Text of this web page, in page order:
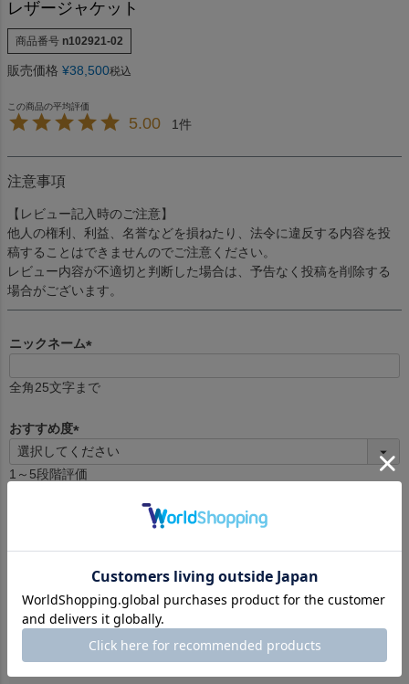
レザージャケット
商品番号 n102921-02
販売価格 ¥38,500税込
5.00 1
注意事項
【レビュー記入時のご注意】
他人の権利、利益、名誉などを損ねたり、法令に違反する内容を投
稿することはできませんのでご注意ください。
レビュー内容が不適切と判断した場合は、予告なく投稿を削除する
場合がございます。
ニックネーム
必
全角25文字まで
おすすめ度
(
必
1～5段階評価
須
)
プロフィール公開
チェックを入れると、都道府県、年齢層、性別が表示されます。